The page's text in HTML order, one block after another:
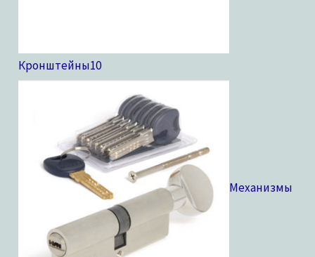
Кронштейны10
Механизмы